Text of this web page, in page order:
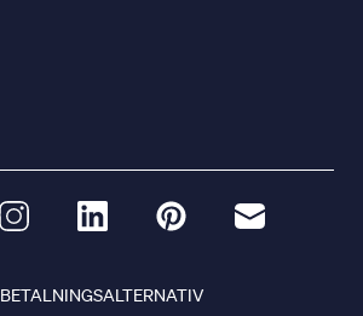
BETALNINGSALTERNATIV